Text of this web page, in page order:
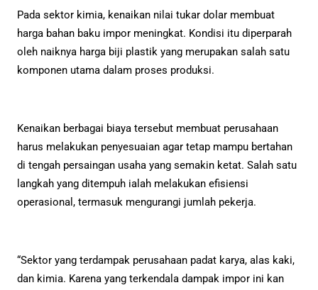
Pada sektor kimia, kenaikan nilai tukar dolar membuat
harga bahan baku impor meningkat. Kondisi itu diperparah
oleh naiknya harga biji plastik yang merupakan salah satu
komponen utama dalam proses produksi.
Kenaikan berbagai biaya tersebut membuat perusahaan
harus melakukan penyesuaian agar tetap mampu bertahan
di tengah persaingan usaha yang semakin ketat. Salah satu
langkah yang ditempuh ialah melakukan efisiensi
operasional, termasuk mengurangi jumlah pekerja.
“Sektor yang terdampak perusahaan padat karya, alas kaki,
dan kimia. Karena yang terkendala dampak impor ini kan